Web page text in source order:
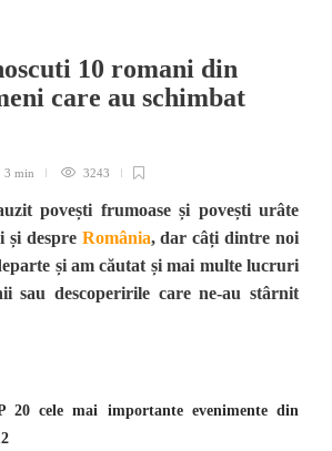
10 romani din
care au schimbat
3 min 3243
povești frumoase și povești urâte
și despre România, dar câți dintre noi
și am căutat și mai multe lucruri
sau descoperirile care ne-au stârnit
20 cele mai importante evenimente din